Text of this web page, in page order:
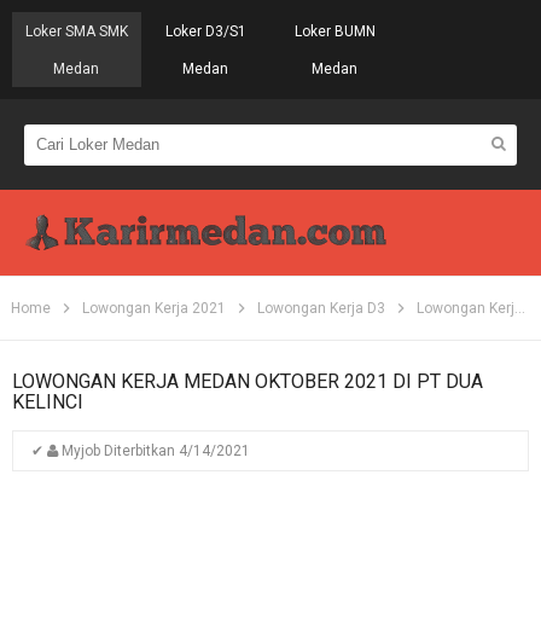
Loker SMA SMK
Medan
Loker D3/S1
Medan
Loker BUMN
Medan
Home Lowongan Kerja 2021 Lowongan Kerja D3 Lowongan Kerja Medan
LOWONGAN KERJA MEDAN OKTOBER 2021 DI PT DUA
KELINCI
✔ Myjob Diterbitkan 4/14/2021